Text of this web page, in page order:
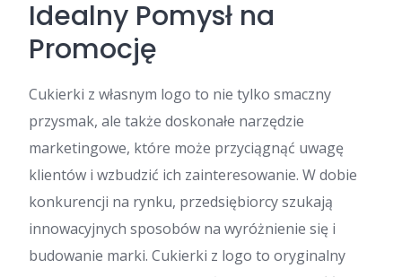
Idealny Pomysł na
Promocję
Cukierki z własnym logo to nie tylko smaczny
przysmak, ale także doskonałe narzędzie
marketingowe, które może przyciągnąć uwagę
klientów i wzbudzić ich zainteresowanie. W dobie
konkurencji na rynku, przedsiębiorcy szukają
innowacyjnych sposobów na wyróżnienie się i
budowanie marki. Cukierki z logo to oryginalny